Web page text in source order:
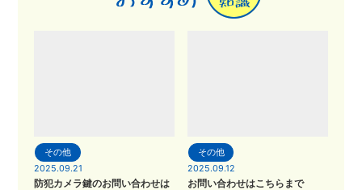
その他
2025.09.21
防犯カメラ鍵のお問い合わせは
その他
2025.09.12
お問い合わせはこちらまで